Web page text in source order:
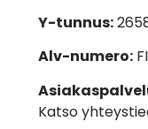
Y-tunnus:
Alv-numero:
Katso